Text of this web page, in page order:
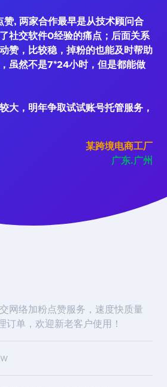
赞, 两家合作最早是从技术顾问合
社交软件0经验的痛点；后面关系
赞，比较稳，掉粉的也能及时帮助
虽然不是7*24小时，但是都能做
大，明年争取试试账号托管服务，
某跨境电商工厂
广东.广州
网络加粉点赞服务，速度快质量
订单，欢迎新老客户使用！